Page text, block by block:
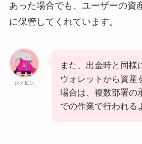
あった場合でも、ユーザーの資
に保管してくれています。
シノビン
また、出金時と同様
ウォレットから資産
場合は、複数部署の
での作業で行われる